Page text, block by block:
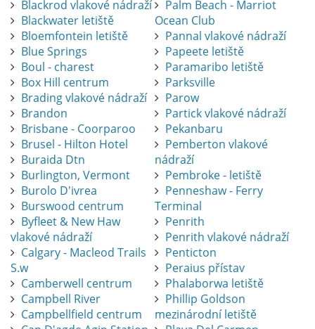
Blackrod vlakové nádraží
Blackwater letiště
Bloemfontein letiště
Blue Springs
Boul - charest
Box Hill centrum
Brading vlakové nádraží
Brandon
Brisbane - Coorparoo
Brusel - Hilton Hotel
Buraida Dtn
Burlington, Vermont
Burolo D'ivrea
Burswood centrum
Byfleet & New Haw
vlakové nádraží
Calgary - Macleod Trails
S.w
Camberwell centrum
Campbell River
Campbellfield centrum
Palm Beach - Marriot
Ocean Club
Pannal vlakové nádraží
Papeete letiště
Paramaribo letiště
Parksville
Parow
Partick vlakové nádraží
Pekanbaru
Pemberton vlakové
nádraží
Pembroke - letiště
Penneshaw - Ferry
Terminal
Penrith
Penrith vlakové nádraží
Penticton
Peraius přístav
Phalaborwa letiště
Phillip Goldson
mezinárodní letiště